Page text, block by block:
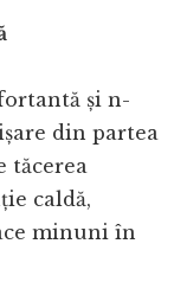
și n-
din partea
tăcerea
caldă,
minuni în